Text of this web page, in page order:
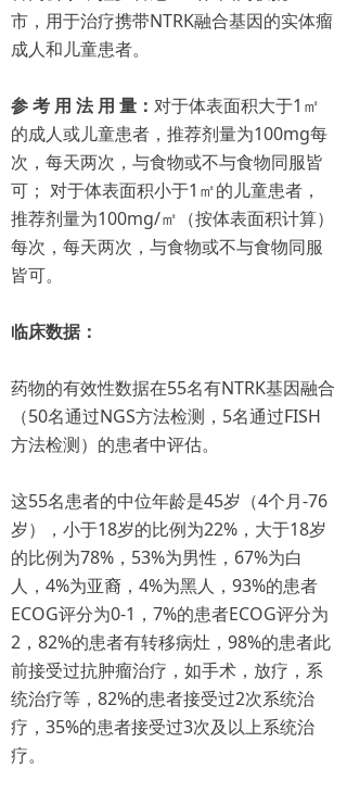
市，用于治疗携带NTRK融合基因的实体瘤
成人和儿童患者。
参 考 用 法 用 量： 对于体表面积大于1㎡
的成人或儿童患者，推荐剂量为100mg每
次，每天两次，与食物或不与食物同服皆
可； 对于体表面积小于1㎡的儿童患者，
推荐剂量为100mg/㎡（按体表面积计算）
每次，每天两次，与食物或不与食物同服
皆可。
临床数据：
药物的有效性数据在55名有NTRK基因融合
（50名通过NGS方法检测，5名通过FISH
方法检测）的患者中评估。
这55名患者的中位年龄是45岁（4个月-76
岁），小于18岁的比例为22%，大于18岁
的比例为78%，53%为男性，67%为白
人，4%为亚裔，4%为黑人，93%的患者
ECOG评分为0-1，7%的患者ECOG评分为
2，82%的患者有转移病灶，98%的患者此
前接受过抗肿瘤治疗，如手术，放疗，系
统治疗等，82%的患者接受过2次系统治
疗，35%的患者接受过3次及以上系统治
疗。